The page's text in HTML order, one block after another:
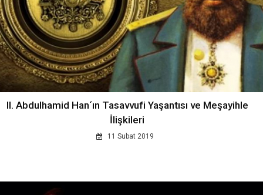
II. Abdulhamid Han´ın Tasavvufi Yaşantısı ve Meşayihle
İlişkileri
11 Subat 2019